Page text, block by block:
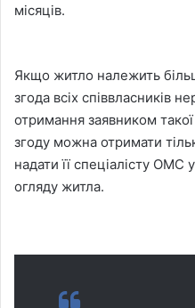
місяців.
Якщо житло належить
згода всіх співвласників
отримання заявником
згоду можна отримати
надати її спеціалісту ОМС
огляду житла.